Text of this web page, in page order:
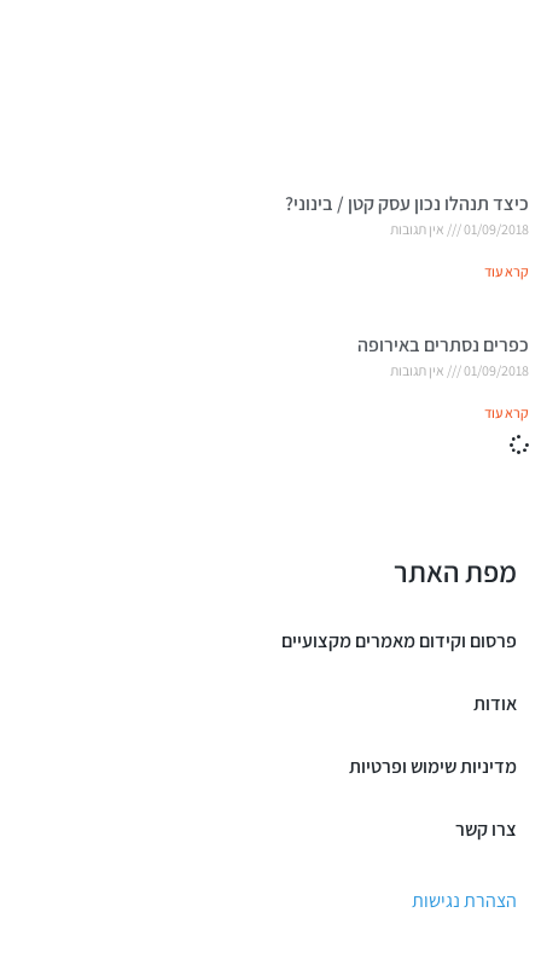
כיצד תנהלו נכון עסק קטן / בינוני?
01/09/2018 אין תגובות
קרא עוד
כפרים נסתרים באירופה
01/09/2018 אין תגובות
קרא עוד
מפת האתר
פרסום וקידום מאמרים מקצועיים
אודות
מדיניות שימוש ופרטיות
צרו קשר
הצהרת נגישות